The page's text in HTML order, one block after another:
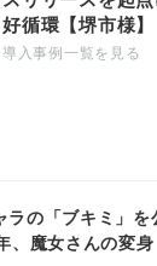
好循環【堺市様】
導入事例一覧を見る
ラの「ブキミ」
、魔女さんの変身